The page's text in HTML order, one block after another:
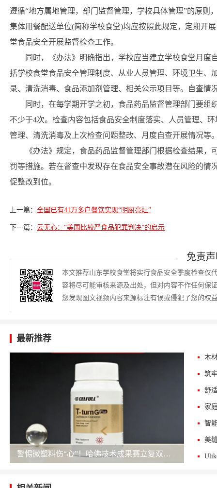
遵循“地方属地管理，部门监督管理，学校具体管理”的原则
集体用餐配送单位(简称学校食堂)均应按照此规定，定期开
堂食品安全开展监督检查工作。
同时，《办法》明确指出，学校应当建立学校食堂月
括学校食堂食品安全管理制度、从业人员管理、环境卫生、
录、清洗消毒、食品添加剂管理、相关公示项目等。自查
同时，在每学期开学之初，食品药品监督管理部门要
不少于4次。检查内容包括食品安全制度落实、人员管理、
管理、清洗消毒及上次检查问题整改、月度自查开展情况等
《办法》规定，食品药品监督管理部门根据检查结果
罚等措施。若在督查中发现存在食品安全事故潜在风险的
促整改到位。
上一篇： 全国已有41万多户餐饮实现“明厨亮灶”
下一篇： 云无心：“美国比较严食品犯罪判决”的启示
免责
本文推荐山东学校食堂将实行食品安全季度检查仅
容将尽可能审核来源及出处，但对内容不作任何保
您发现图文视频内容来源标注有误或侵犯了您的权
最新推荐
警惕微塑料伤“心”！哈佛技术成果赛立复双还原辅酶护航心脑血管
木
筑
智